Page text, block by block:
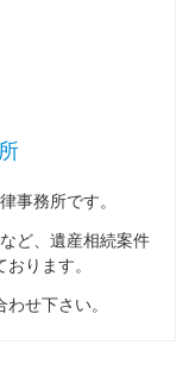
事務所です。
ど、遺産相続案件
ります。
せ下さい。